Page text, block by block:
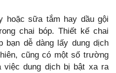
hoặc sữa tắm hay dầu gội
chai bóp. Thiết kế chai
bạn dễ dàng lấy dung dịch
cũng có một số trường
việc dung dịch bị bật xa ra